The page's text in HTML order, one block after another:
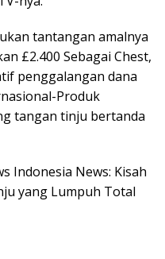
tantangan amalnya
£2.400 Sebagai Chest,
penggalangan dana
Produk
tangan tinju bertanda
Indonesia News: Kisah
yang Lumpuh Total